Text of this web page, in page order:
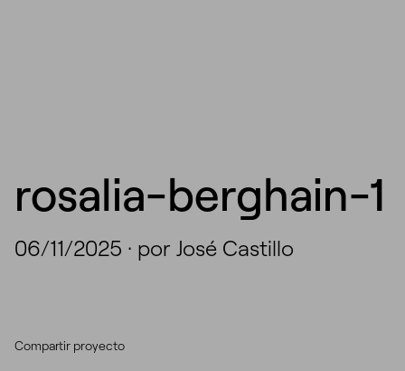
rosalia-berghain-1
06/11/2025 · por José Castillo
Compartir proyecto